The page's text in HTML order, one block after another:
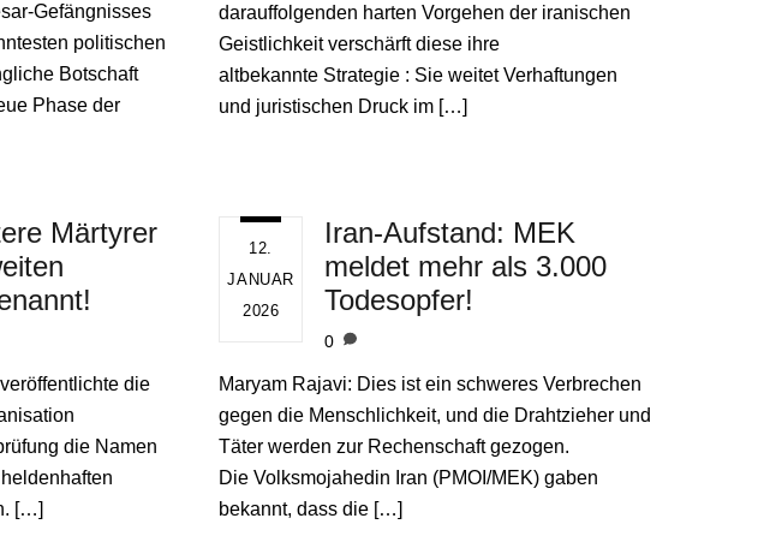
Gefängnisses
politischen
Botschaft
Phase der
darauffolgenden harten Vorgehen der iranischen
Geistlichkeit verschärft diese ihre
altbekannte Strategie : Sie weitet Verhaftungen
und juristischen Druck im […]
Märtyrer
die
die Namen
[…]
12.
JANUAR
2026
Iran-Aufstand: MEK
meldet mehr als 3.000
Todesopfer!
0
Maryam Rajavi: Dies ist ein schweres Verbrechen
gegen die Menschlichkeit, und die Drahtzieher und
Täter werden zur Rechenschaft gezogen.
Die Volksmojahedin Iran (PMOI/MEK) gaben
bekannt, dass die […]